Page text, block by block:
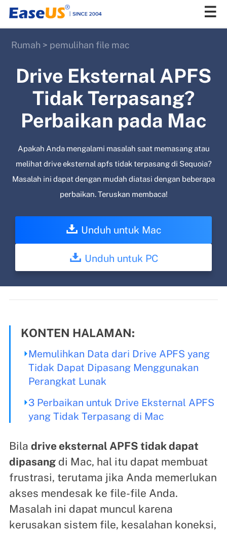
Rumah > pemulihan file mac
Drive Eksternal APFS
Tidak Terpasang?
Perbaikan pada Mac
Apakah Anda mengalami masalah saat memasang atau
melihat drive eksternal apfs tidak terpasang di Sequoia?
Masalah ini dapat dengan mudah diatasi dengan beberapa
perbaikan. Teruskan membaca!
Unduh untuk Mac
Unduh untuk PC
KONTEN HALAMAN:
Memulihkan Data dari Drive APFS yang
Tidak Dapat Dipasang Menggunakan
Perangkat Lunak
3 Perbaikan untuk Drive Eksternal APFS
yang Tidak Terpasang di Mac
Bila drive eksternal APFS tidak dapat
dipasangdi Mac, hal itu dapat membuat
frustrasi, terutama jika Anda memerlukan
akses mendesak ke file-file Anda.
Masalah ini dapat muncul karena
kerusakan sistem file, kesalahan koneksi,